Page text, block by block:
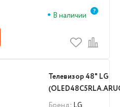
В наличии
Телевизор 48" LG